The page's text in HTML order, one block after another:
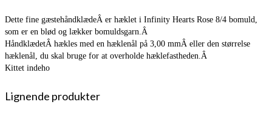
Dette fine gæstehåndklædeÂ er hæklet i Infinity Hearts Rose 8/4 bomuld,
som er en blød og lækker bomuldsgarn.Â
HåndklædetÂ hækles med en hæklenål på 3,00 mmÂ eller den størrelse
hæklenål, du skal bruge for at overholde hæklefastheden.Â
Kittet indeho
Lignende produkter